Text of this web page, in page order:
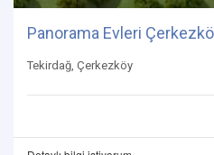
Panorama Evleri
Tekirdağ, Çerkezköy